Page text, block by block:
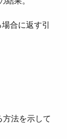
合に返す引
法を示して